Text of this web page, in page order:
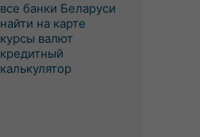
все банки Беларуси
найти на карте
курсы валют
кредитный
калькулятор